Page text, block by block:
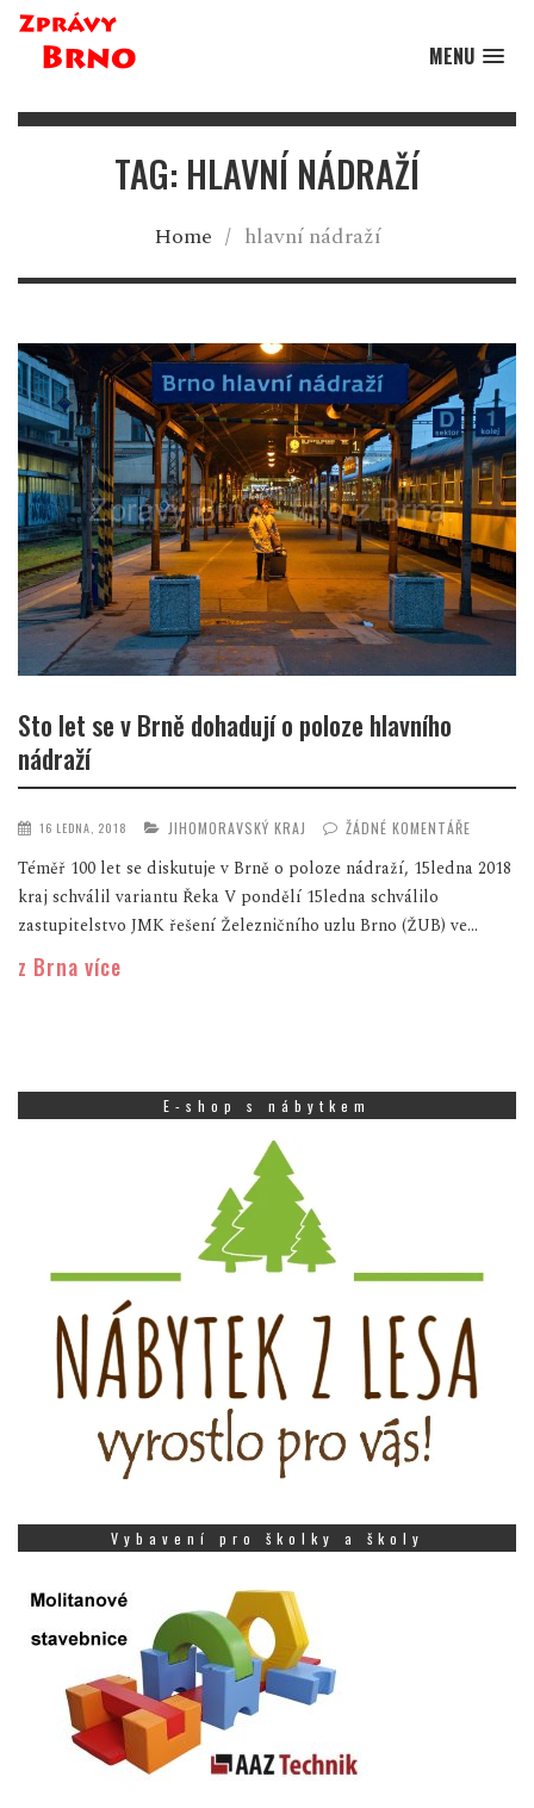
MENU
TAG: HLAVNÍ NÁDRAŽÍ
Home / hlavní nádraží
Sto let se v Brně dohadují o poloze hlavního
nádraží
16 LEDNA, 2018 JIHOMORAVSKÝ KRAJ ŽÁDNÉ KOMENTÁŘE
Téměř 100 let se diskutuje v Brně o poloze nádraží, 15ledna 2018
kraj schválil variantu Řeka V pondělí 15ledna schválilo
zastupitelstvo JMK řešení Železničního uzlu Brno (ŽUB) ve...
z Brna více
E-shop s nábytkem
Vybavení pro školky a školy